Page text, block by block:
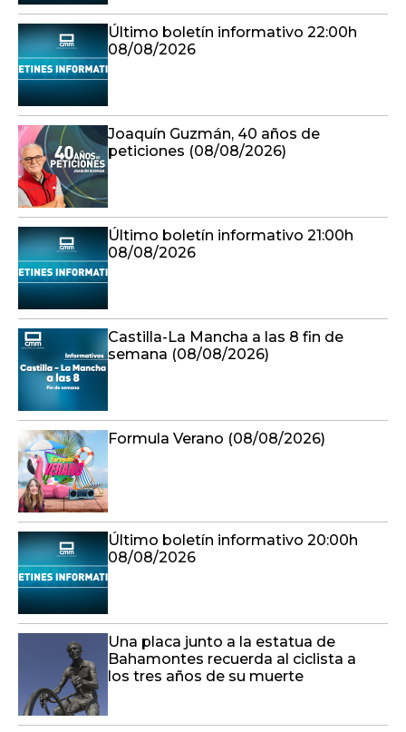
Último boletín informativo 22:00h
08/08/2026
Joaquín Guzmán, 40 años de
peticiones (08/08/2026)
Último boletín informativo 21:00h
08/08/2026
Castilla-La Mancha a las 8 fin de
semana (08/08/2026)
Formula Verano (08/08/2026)
Último boletín informativo 20:00h
08/08/2026
Una placa junto a la estatua de
Bahamontes recuerda al ciclista a
los tres años de su muerte